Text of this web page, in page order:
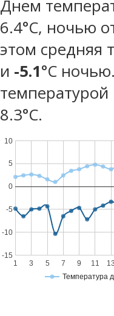
Днем
6.4°C, ночью
этом средняя
и -5.1°C
температурой
8.3°С.
Температура
1 3 5 7 9 11
-15
-10
-5
0
5
10